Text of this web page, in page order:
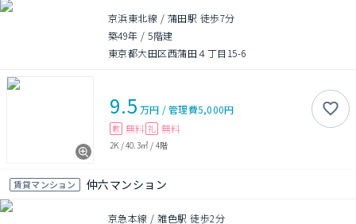
京浜東北線 / 蒲田駅 徒歩7分
築49年 /5階建
東京都大田区西蒲田４丁目15-6
9.5 万円 /管理費5,000円
敷 無料 礼 無料
2K /40.3㎡ / 4階
賃貸マンション 仲六マンション
京急本線 / 雑色駅 徒歩2分